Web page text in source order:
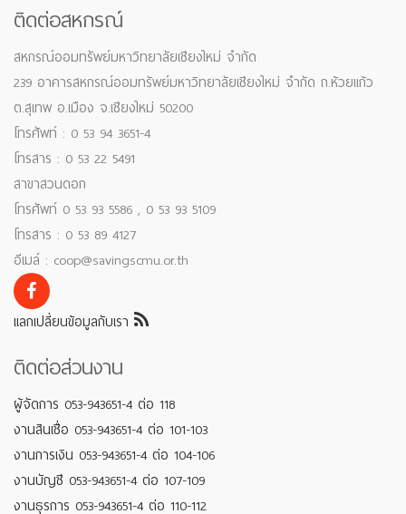
ติดต่อสหกรณ์
สหกรณ์ออมทรัพย์มหาวิทยาลัยเชียงใหม่ จำกัด
239 อาคารสหกรณ์ออมทรัพย์มหาวิทยาลัยเชียงใหม่ จำกัด ถ.ห้วยแก้ว
ต.สุเทพ อ.เมือง จ.เชียงใหม่ 50200
โทรศัพท์ : 0 53 94 3651-4
โทรสาร : 0 53 22 5491
สาขาสวนดอก
โทรศัพท์ 0 53 93 5586 , 0 53 93 5109
โทรสาร : 0 53 89 4127
อีเมล์ : coop@savingscmu.or.th
แลกเปลี่ยนข้อมูลกับเรา
ติดต่อส่วนงาน
ผู้จัดการ 053-943651-4 ต่อ 118
งานสินเชื่อ 053-943651-4 ต่อ 101-103
งานการเงิน 053-943651-4 ต่อ 104-106
งานบัญชี 053-943651-4 ต่อ 107-109
งานธุรการ 053-943651-4 ต่อ 110-112